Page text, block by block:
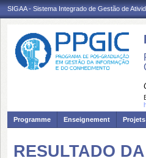
SIGAA - Sistema Integrado de Gestão de
Programme
Enseignement
RESULTADO